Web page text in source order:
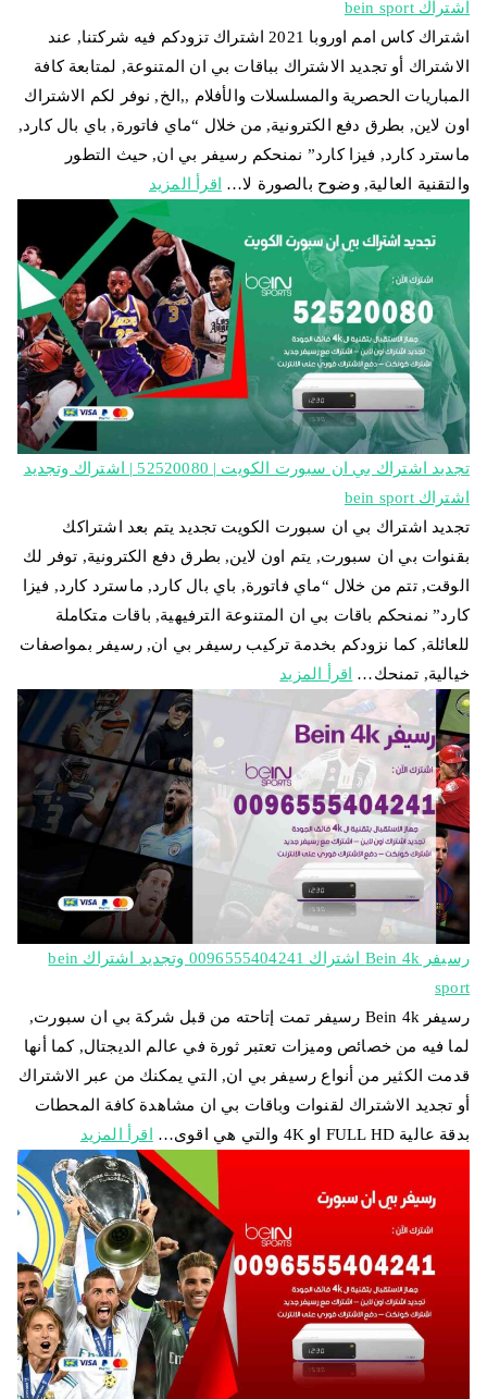
اشتراك bein sport
اشتراك كاس امم اوروبا 2021 اشتراك تزودكم فيه شركتنا, عند
الاشتراك أو تجديد الاشتراك بباقات بي ان المتنوعة, لمتابعة كافة
المباريات الحصرية والمسلسلات والأفلام ,,الخ, نوفر لكم الاشتراك
اون لاين, بطرق دفع الكترونية, من خلال “ماي فاتورة, باي بال كارد,
ماسترد كارد, فيزا كارد” نمنحكم رسيفر بي ان, حيث التطور
والتقنية العالية, وضوح بالصورة لا…
اقرأ المزيد
تجديد اشتراك بي ان سبورت الكويت | 52520080 | اشتراك وتجديد
اشتراك bein sport
تجديد اشتراك بي ان سبورت الكويت تجديد يتم بعد اشتراكك
بقنوات بي ان سبورت, يتم اون لاين, بطرق دفع الكترونية, توفر لك
الوقت, تتم من خلال “ماي فاتورة, باي بال كارد, ماسترد كارد, فيزا
كارد” نمنحكم باقات بي ان المتنوعة الترفيهية, باقات متكاملة
للعائلة, كما نزودكم بخدمة تركيب رسيفر بي ان, رسيفر بمواصفات
خيالية, تمنحك…
اقرأ المزيد
رسيفر Bein 4k اشتراك 0096555404241 وتجديد اشتراك bein
sport
رسيفر Bein 4k رسيفر تمت إتاحته من قبل شركة بي ان سبورت,
لما فيه من خصائص وميزات تعتبر ثورة في عالم الديجتال, كما أنها
قدمت الكثير من أنواع رسيفر بي ان, التي يمكنك من عبر الاشتراك
أو تجديد الاشتراك لقنوات وباقات بي ان مشاهدة كافة المحطات
بدقة عالية FULL HD او 4K والتي هي اقوى…
اقرأ المزيد